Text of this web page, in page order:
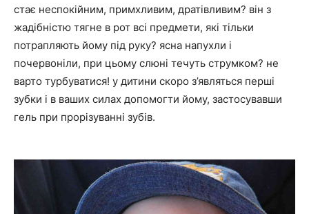
стає неспокійним, примхливим, дратівливим? він з
жадібністю тягне в рот всі предмети, які тільки
потрапляють йому під руку? ясна напухли і
почервоніли, при цьому слюні течуть струмком? не
варто турбуватися! у дитини скоро з’являться перші
зубки і в ваших силах допомогти йому, застосувавши
гель при прорізуванні зубів.